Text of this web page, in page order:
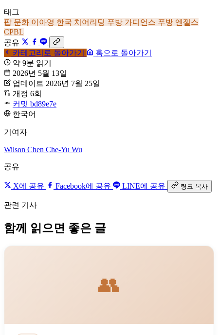
태그
팝 문화 이아영 한국 치어리딩 푸방 가디언스 푸방 엔젤스
CPBL
공유
카테고리로 돌아가기
홈으로 돌아가기
약 9분 읽기
2026년 5월 13일
업데이트 2026년 7월 25일
개정 6회
커밋 bd89e7e
한국어
기여자
Wilson Chen Che-Yu Wu
공유
X에 공유 Facebook에 공유 LINE에 공유 링크 복사
관련 기사
함께 읽으면 좋은 글
👥